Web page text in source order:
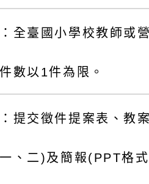
全臺國小學校教師或
數以1件為限。
提交徵件提案表、教
、二)及簡報(PPT格